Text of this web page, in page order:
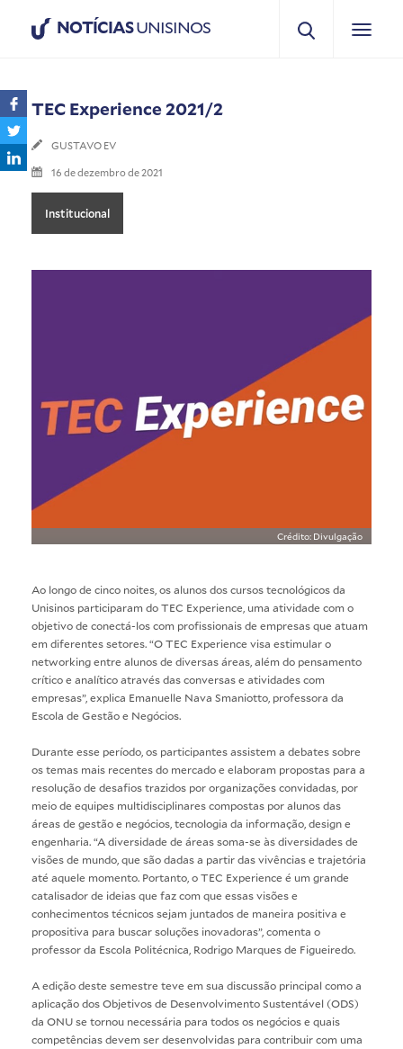
NOTÍCIASUNISINOS
TEC Experience 2021/2
GUSTAVO EV
16 de dezembro de 2021
Institucional
Crédito: Divulgação
Ao longo de cinco noites, os alunos dos cursos tecnológicos da
Unisinos participaram do TEC Experience, uma atividade com o
objetivo de conectá-los com profissionais de empresas que atuam
em diferentes setores. “O TEC Experience visa estimular o
networking entre alunos de diversas áreas, além do pensamento
crítico e analítico através das conversas e atividades com
empresas”, explica Emanuelle Nava Smaniotto, professora da
Escola de Gestão e Negócios.
Durante esse período, os participantes assistem a debates sobre
os temas mais recentes do mercado e elaboram propostas para a
resolução de desafios trazidos por organizações convidadas, por
meio de equipes multidisciplinares compostas por alunos das
áreas de gestão e negócios, tecnologia da informação, design e
engenharia. “A diversidade de áreas soma-se às diversidades de
visões de mundo, que são dadas a partir das vivências e trajetória
até aquele momento. Portanto, o TEC Experience é um grande
catalisador de ideias que faz com que essas visões e
conhecimentos técnicos sejam juntados de maneira positiva e
propositiva para buscar soluções inovadoras”, comenta o
professor da Escola Politécnica, Rodrigo Marques de Figueiredo.
A edição deste semestre teve em sua discussão principal como a
aplicação dos Objetivos de Desenvolvimento Sustentável (ODS)
da ONU se tornou necessária para todos os negócios e quais
competências devem ser desenvolvidas para contribuir com uma